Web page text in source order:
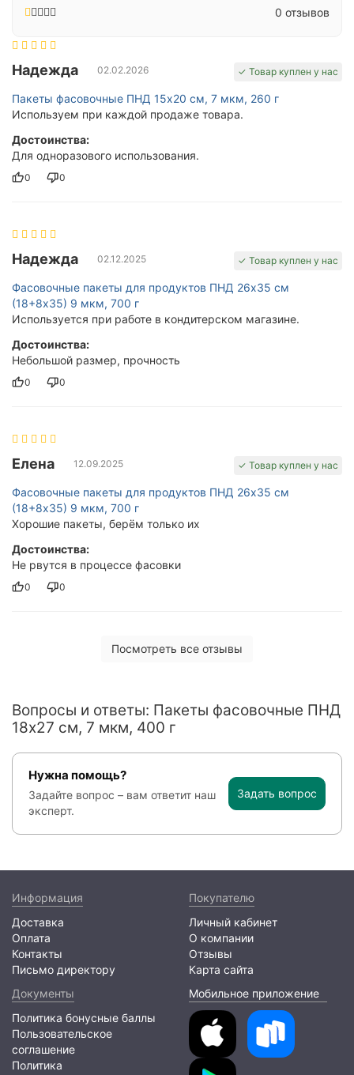
0 отзывов
Надежда 02.02.2026 ✓ Товар куплен у нас
Пакеты фасовочные ПНД 15х20 см, 7 мкм, 260 г
Используем при каждой продаже товара.
Достоинства:
Для одноразового использования.
0 0
Надежда 02.12.2025 ✓ Товар куплен у нас
Фасовочные пакеты для продуктов ПНД 26х35 см
(18+8x35) 9 мкм, 700 г
Используется при работе в кондитерском магазине.
Достоинства:
Небольшой размер, прочность
0 0
Елена 12.09.2025 ✓ Товар куплен у нас
Фасовочные пакеты для продуктов ПНД 26х35 см
(18+8x35) 9 мкм, 700 г
Хорошие пакеты, берём только их
Достоинства:
Не рвутся в процессе фасовки
0 0
Посмотреть все отзывы
Вопросы и ответы: Пакеты фасовочные ПНД
18х27 см, 7 мкм, 400 г
Нужна помощь?
Задайте вопрос – вам ответит наш
эксперт.
Задать вопрос
Информация
Доставка
Оплата
Контакты
Письмо директору
Покупателю
Личный кабинет
О компании
Отзывы
Карта сайта
Документы
Политика бонусные баллы
Пользовательское
соглашение
Политика
Мобильное приложение